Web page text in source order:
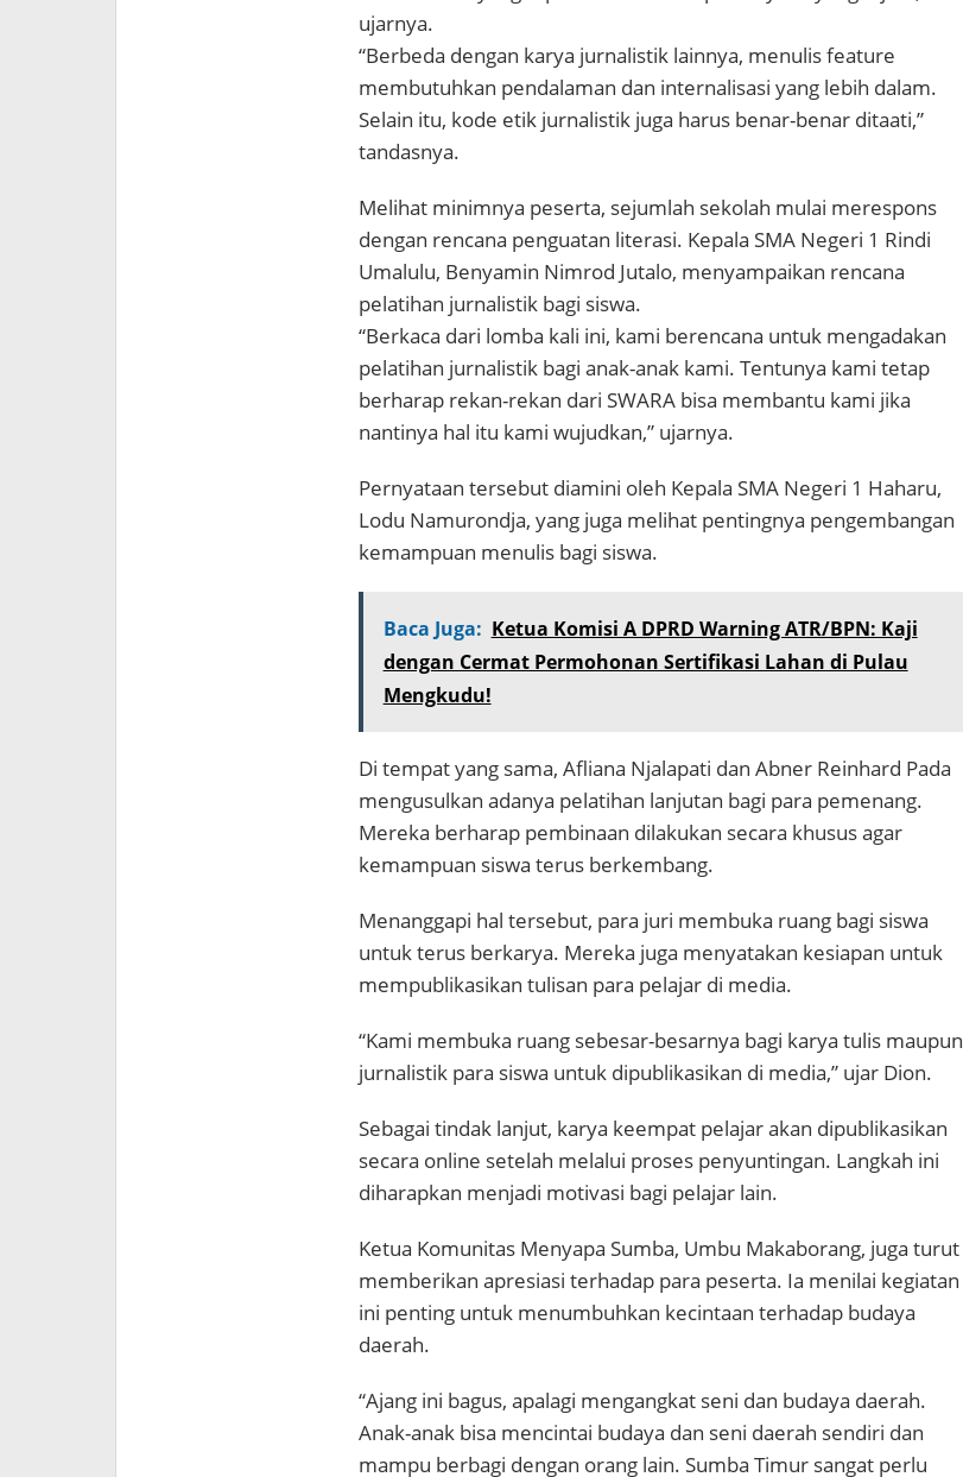
ujarnya.
“Berbeda dengan karya jurnalistik lainnya, menulis feature
membutuhkan pendalaman dan internalisasi yang lebih dalam.
Selain itu, kode etik jurnalistik juga harus benar-benar ditaati,”
tandasnya.
Melihat minimnya peserta, sejumlah sekolah mulai merespons
dengan rencana penguatan literasi. Kepala SMA Negeri 1 Rindi
Umalulu, Benyamin Nimrod Jutalo, menyampaikan rencana
pelatihan jurnalistik bagi siswa.
“Berkaca dari lomba kali ini, kami berencana untuk mengadakan
pelatihan jurnalistik bagi anak-anak kami. Tentunya kami tetap
berharap rekan-rekan dari SWARA bisa membantu kami jika
nantinya hal itu kami wujudkan,” ujarnya.
Pernyataan tersebut diamini oleh Kepala SMA Negeri 1 Haharu,
Lodu Namurondja, yang juga melihat pentingnya pengembangan
kemampuan menulis bagi siswa.
Baca Juga: Ketua Komisi A DPRD Warning ATR/BPN: Kaji
dengan Cermat Permohonan Sertifikasi Lahan di Pulau
Mengkudu!
Di tempat yang sama, Afliana Njalapati dan Abner Reinhard Pada
mengusulkan adanya pelatihan lanjutan bagi para pemenang.
Mereka berharap pembinaan dilakukan secara khusus agar
kemampuan siswa terus berkembang.
Menanggapi hal tersebut, para juri membuka ruang bagi siswa
untuk terus berkarya. Mereka juga menyatakan kesiapan untuk
mempublikasikan tulisan para pelajar di media.
“Kami membuka ruang sebesar-besarnya bagi karya tulis maupun
jurnalistik para siswa untuk dipublikasikan di media,” ujar Dion.
Sebagai tindak lanjut, karya keempat pelajar akan dipublikasikan
secara online setelah melalui proses penyuntingan. Langkah ini
diharapkan menjadi motivasi bagi pelajar lain.
Ketua Komunitas Menyapa Sumba, Umbu Makaborang, juga turut
memberikan apresiasi terhadap para peserta. Ia menilai kegiatan
ini penting untuk menumbuhkan kecintaan terhadap budaya
daerah.
“Ajang ini bagus, apalagi mengangkat seni dan budaya daerah.
Anak-anak bisa mencintai budaya dan seni daerah sendiri dan
mampu berbagi dengan orang lain. Sumba Timur sangat perlu